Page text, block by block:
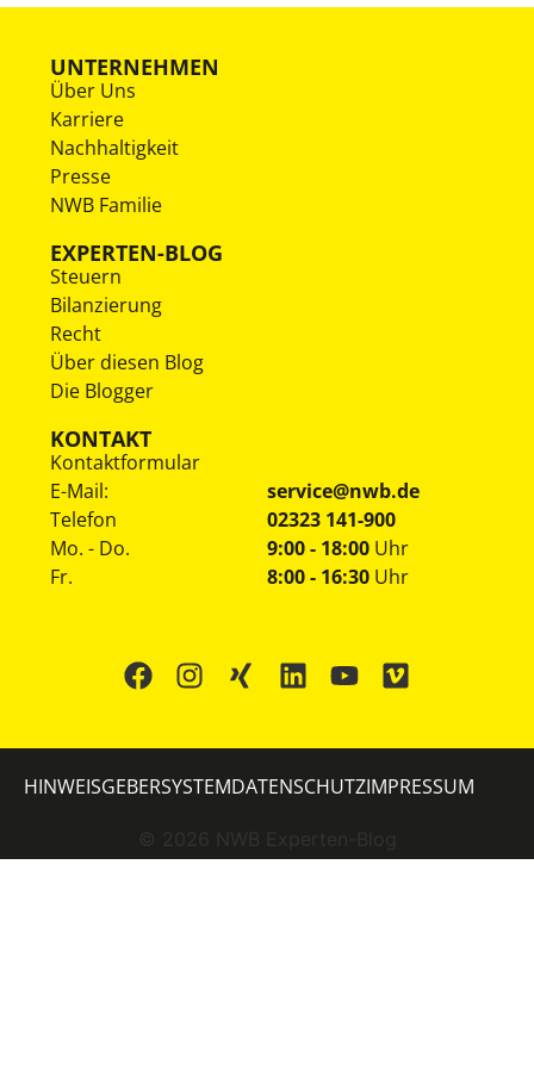
UNTERNEHMEN
Über Uns
Karriere
Nachhaltigkeit
Presse
NWB Familie
EXPERTEN-BLOG
Steuern
Bilanzierung
Recht
Über diesen Blog
Die Blogger
KONTAKT
Kontaktformular
E-Mail:
service@nwb.de
Telefon
02323 141-900
Mo. - Do.
Fr.
9:00 - 18:00 Uhr
8:00 - 16:30 Uhr
© 2026 NWB Experten-Blog
HINWEISGEBERSYSTEMDATENSCHUTZIMPRESSUM